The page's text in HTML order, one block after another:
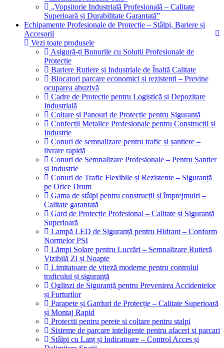
„Vopsitorie Industrială Profesională – Calitate
Superioară și Durabilitate Garantată”
Echipamente Profesionale de Protecție – Stâlpi, Bariere și
Accesorii
Vezi toate produsele
Asigură-ți Bunurile cu Soluții Profesionale de
Protecție
Bariere Rutiere și Industriale de Înaltă Calitate
Blocatori parcare economici și rezistenți – Previne
ocuparea abuzivă
Cadre de Protecție pentru Logistică și Depozitare
Industrială
Colțare și Panouri de Protecție pentru Siguranță
Confecții Metalice Profesionale pentru Construcții și
Industrie
Conuri de semnalizare pentru trafic și șantiere –
livrare rapidă
Conuri de Semnalizare Profesionale – Pentru Șantier
și Industrie
Conuri de Trafic Flexibile și Rezistente – Siguranță
pe Orice Drum
Gama de stâlpi pentru construcții și împrejmuiri –
Calitate garantată
Gard de Protecție Profesional – Calitate și Siguranță
Superioară
Lampă LED de Siguranță pentru Hidrant – Conform
Normelor PSI
Lămpi Solare pentru Lucrări – Semnalizare Rutieră
Vizibilă Zi și Noapte
Limitatoare de viteză moderne pentru controlul
traficului și siguranță
Oglinzi de Siguranță pentru Prevenirea Accidentelor
și Furturilor
Parapete și Garduri de Protecție – Calitate Superioară
și Montaj Rapid
Protectii pentru perete si coltare pentru stalpi
Sisteme de parcare inteligente pentru afaceri si parcari
Stâlpi cu Lanț și Indicatoare – Control Acces și